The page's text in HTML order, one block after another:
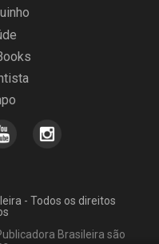
- Todos os direitos
Brasileira são